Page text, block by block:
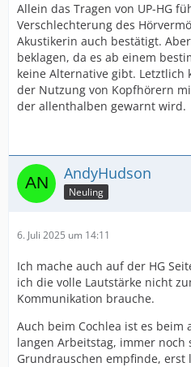
Allein das Tragen von UP-HG
Verschlechterung des
Akustikerin auch bestätigt.
beklagen, da es ab einem
keine Alternative gibt. Letztlich
der Nutzung von Kopfhörern
der allenthalben gewarnt wird.
AndyHudson
Neuling
6. Juli 2025 um 14:11
Ich mache auch auf der HG
ich die volle Lautstärke nicht
Kommunikation brauche.
Auch beim Cochlea ist es beim
langen Arbeitstag, immer noch
Grundrauschen empfinde,